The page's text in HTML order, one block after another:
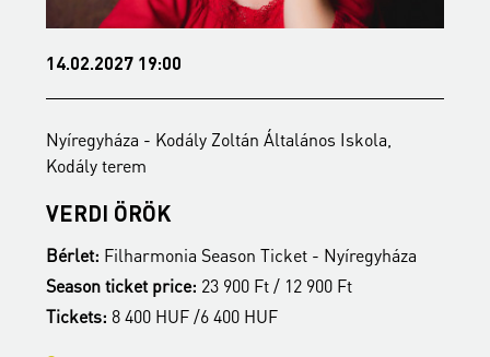
14.02.2027 19:00
Nyíregyháza - Kodály Zoltán Általános Iskola,
Kodály terem
VERDI ÖRÖK
Bérlet: Filharmonia Season Ticket - Nyíregyháza
Season ticket price: 23 900 Ft / 12 900 Ft
Tickets: 8 400 HUF /6 400 HUF